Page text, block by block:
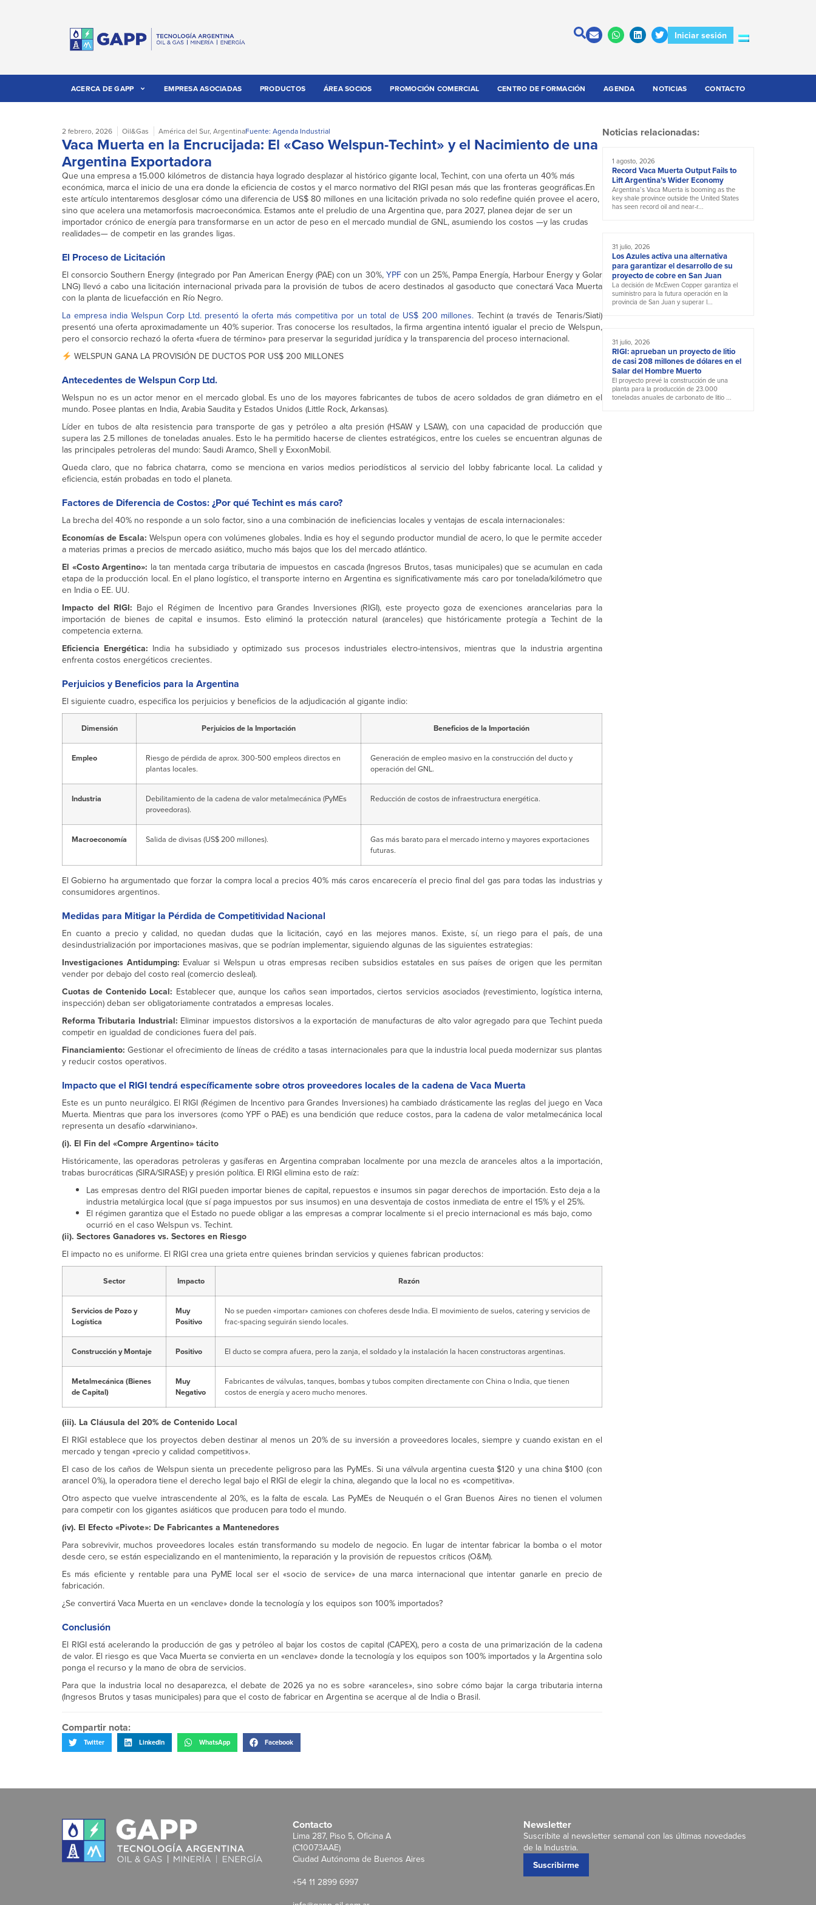
Iniciar sesión
ACERCA DE GAPP EMPRESA ASOCIADAS PRODUCTOS ÁREA SOCIOS PROMOCIÓN COMERCIAL CENTRO DE FORMACIÓN AGENDA NOTICIAS CONTACTO
2 febrero, 2026 Oil&Gas América del Sur, ArgentinaFuente: Agenda Industrial
Vaca Muerta en la Encrucijada: El «Caso Welspun-Techint» y el Nacimiento de una
Argentina Exportadora
Que una empresa a 15.000 kilómetros de distancia haya logrado desplazar al histórico gigante local, Techint, con una oferta un 40% más
económica, marca el inicio de una era donde la eficiencia de costos y el marco normativo del RIGI pesan más que las fronteras geográficas.En
este artículo intentaremos desglosar cómo una diferencia de US$ 80 millones en una licitación privada no solo redefine quién provee el acero,
sino que acelera una metamorfosis macroeconómica. Estamos ante el preludio de una Argentina que, para 2027, planea dejar de ser un
importador crónico de energía para transformarse en un actor de peso en el mercado mundial de GNL, asumiendo los costos —y las crudas
realidades— de competir en las grandes ligas.
El Proceso de Licitación
El consorcio Southern Energy (integrado por Pan American Energy (PAE) con un 30%,YPFcon un 25%, Pampa Energía, Harbour Energy y Golar
LNG) llevó a cabo una licitación internacional privada para la provisión de tubos de acero destinados al gasoducto que conectará Vaca Muerta
con la planta de licuefacción en Río Negro.
La empresa india Welspun Corp Ltd. presentó la oferta más competitiva por un total de US$ 200 millones. Techint (a través de Tenaris/Siati)
presentó una oferta aproximadamente un 40% superior. Tras conocerse los resultados, la firma argentina intentó igualar el precio de Welspun,
pero el consorcio rechazó la oferta «fuera de término» para preservar la seguridad jurídica y la transparencia del proceso internacional.
WELSPUN GANA LA PROVISIÓN DE DUCTOS POR US$ 200 MILLONES
Antecedentes de Welspun Corp Ltd.
Welspun no es un actor menor en el mercado global. Es uno de los mayores fabricantes de tubos de acero soldados de gran diámetro en el
mundo. Posee plantas en India, Arabia Saudita y Estados Unidos (Little Rock, Arkansas).
Líder en tubos de alta resistencia para transporte de gas y petróleo a alta presión (HSAW y LSAW), con una capacidad de producción que
supera las 2.5 millones de toneladas anuales. Esto le ha permitido hacerse de clientes estratégicos, entre los cueles se encuentran algunas de
las principales petroleras del mundo: Saudi Aramco, Shell y ExxonMobil.
Queda claro, que no fabrica chatarra, como se menciona en varios medios periodísticos al servicio del lobby fabricante local. La calidad y
eficiencia, están probadas en todo el planeta.
Factores de Diferencia de Costos: ¿Por qué Techint es más caro?
La brecha del 40% no responde a un solo factor, sino a una combinación de ineficiencias locales y ventajas de escala internacionales:
Economías de Escala: Welspun opera con volúmenes globales. India es hoy el segundo productor mundial de acero, lo que le permite acceder
a materias primas a precios de mercado asiático, mucho más bajos que los del mercado atlántico.
El «Costo Argentino»: la tan mentada carga tributaria de impuestos en cascada (Ingresos Brutos, tasas municipales) que se acumulan en cada
etapa de la producción local. En el plano logístico, el transporte interno en Argentina es significativamente más caro por tonelada/kilómetro que
en India o EE. UU.
Impacto del RIGI: Bajo el Régimen de Incentivo para Grandes Inversiones (RIGI), este proyecto goza de exenciones arancelarias para la
importación de bienes de capital e insumos. Esto eliminó la protección natural (aranceles) que históricamente protegía a Techint de la
competencia externa.
Eficiencia Energética: India ha subsidiado y optimizado sus procesos industriales electro-intensivos, mientras que la industria argentina
enfrenta costos energéticos crecientes.
Perjuicios y Beneficios para la Argentina
El siguiente cuadro, especifica los perjuicios y beneficios de la adjudicación al gigante indio:
Dimensión Perjuicios de la Importación Beneficios de la Importación
Empleo
Riesgo de pérdida de aprox. 300-500 empleos directos en
plantas locales.
Generación de empleo masivo en la construcción del ducto y
operación del GNL.
Industria
Debilitamiento de la cadena de valor metalmecánica (PyMEs
proveedoras).
Reducción de costos de infraestructura energética.
Macroeconomía Salida de divisas (US$ 200 millones).
Gas más barato para el mercado interno y mayores exportaciones
futuras.
El Gobierno ha argumentado que forzar la compra local a precios 40% más caros encarecería el precio final del gas para todas las industrias y
consumidores argentinos.
Medidas para Mitigar la Pérdida de Competitividad Nacional
En cuanto a precio y calidad, no quedan dudas que la licitación, cayó en las mejores manos. Existe, sí, un riego para el país, de una
desindustrialización por importaciones masivas, que se podrían implementar, siguiendo algunas de las siguientes estrategias:
Investigaciones Antidumping: Evaluar si Welspun u otras empresas reciben subsidios estatales en sus países de origen que les permitan
vender por debajo del costo real (comercio desleal).
Cuotas de Contenido Local: Establecer que, aunque los caños sean importados, ciertos servicios asociados (revestimiento, logística interna,
inspección) deban ser obligatoriamente contratados a empresas locales.
Reforma Tributaria Industrial: Eliminar impuestos distorsivos a la exportación de manufacturas de alto valor agregado para que Techint pueda
competir en igualdad de condiciones fuera del país.
Financiamiento: Gestionar el ofrecimiento de líneas de crédito a tasas internacionales para que la industria local pueda modernizar sus plantas
y reducir costos operativos.
Impacto que el RIGI tendrá específicamente sobre otros proveedores locales de la cadena de Vaca Muerta
Este es un punto neurálgico. El RIGI (Régimen de Incentivo para Grandes Inversiones) ha cambiado drásticamente las reglas del juego en Vaca
Muerta. Mientras que para los inversores (como YPF o PAE) es una bendición que reduce costos, para la cadena de valor metalmecánica local
representa un desafío «darwiniano».
(i). El Fin del «Compre Argentino» tácito
Históricamente, las operadoras petroleras y gasíferas en Argentina compraban localmente por una mezcla de aranceles altos a la importación,
trabas burocráticas (SIRA/SIRASE) y presión política. El RIGI elimina esto de raíz:
Las empresas dentro del RIGI pueden importar bienes de capital, repuestos e insumos sin pagar derechos de importación. Esto deja a la
industria metalúrgica local (que sí paga impuestos por sus insumos) en una desventaja de costos inmediata de entre el 15% y el 25%.
El régimen garantiza que el Estado no puede obligar a las empresas a comprar localmente si el precio internacional es más bajo, como
ocurrió en el caso Welspun vs. Techint.
(ii). Sectores Ganadores vs. Sectores en Riesgo
El impacto no es uniforme. El RIGI crea una grieta entre quienes brindan servicios y quienes fabrican productos:
Sector Impacto Razón
Servicios de Pozo y
Logística
Muy
Positivo
No se pueden «importar» camiones con choferes desde India. El movimiento de suelos, catering y servicios de
frac-spacing seguirán siendo locales.
Construcción y Montaje Positivo El ducto se compra afuera, pero la zanja, el soldado y la instalación la hacen constructoras argentinas.
Metalmecánica (Bienes
de Capital)
Muy
Negativo
Fabricantes de válvulas, tanques, bombas y tubos compiten directamente con China o India, que tienen
costos de energía y acero mucho menores.
(iii). La Cláusula del 20% de Contenido Local
El RIGI establece que los proyectos deben destinar al menos un 20% de su inversión a proveedores locales, siempre y cuando existan en el
mercado y tengan «precio y calidad competitivos».
El caso de los caños de Welspun sienta un precedente peligroso para las PyMEs. Si una válvula argentina cuesta $120 y una china $100 (con
arancel 0%), la operadora tiene el derecho legal bajo el RIGI de elegir la china, alegando que la local no es «competitiva».
Otro aspecto que vuelve intrascendente al 20%, es la falta de escala. Las PyMEs de Neuquén o el Gran Buenos Aires no tienen el volumen
para competir con los gigantes asiáticos que producen para todo el mundo.
(iv). El Efecto «Pivote»: De Fabricantes a Mantenedores
Para sobrevivir, muchos proveedores locales están transformando su modelo de negocio. En lugar de intentar fabricar la bomba o el motor
desde cero, se están especializando en el mantenimiento, la reparación y la provisión de repuestos críticos (O&M).
Es más eficiente y rentable para una PyME local ser el «socio de service» de una marca internacional que intentar ganarle en precio de
fabricación.
¿Se convertirá Vaca Muerta en un «enclave» donde la tecnología y los equipos son 100% importados?
Conclusión
El RIGI está acelerando la producción de gas y petróleo al bajar los costos de capital (CAPEX), pero a costa de una primarización de la cadena
de valor. El riesgo es que Vaca Muerta se convierta en un «enclave» donde la tecnología y los equipos son 100% importados y la Argentina solo
ponga el recurso y la mano de obra de servicios.
Para que la industria local no desaparezca, el debate de 2026 ya no es sobre «aranceles», sino sobre cómo bajar la carga tributaria interna
(Ingresos Brutos y tasas municipales) para que el costo de fabricar en Argentina se acerque al de India o Brasil.
Compartir nota:
Twitter LinkedIn WhatsApp Facebook
Noticias relacionadas:
1 agosto, 2026
Record Vaca Muerta Output Fails to
Lift Argentina’s Wider Economy
Argentina’s Vaca Muerta is booming as the
key shale province outside the United States
has seen record oil and near-r...
31 julio, 2026
Los Azules activa una alternativa
para garantizar el desarrollo de su
proyecto de cobre en San Juan
La decisión de McEwen Copper garantiza el
suministro para la futura operación en la
provincia de San Juan y superar l...
31 julio, 2026
RIGI: aprueban un proyecto de litio
de casi 208 millones de dólares en el
Salar del Hombre Muerto
El proyecto prevé la construcción de una
planta para la producción de 23.000
toneladas anuales de carbonato de litio ...
Contacto
Lima 287, Piso 5, Oficina A
(C10073AAE)
Ciudad Autónoma de Buenos Aires
+54 11 2899 6997
Newsletter
Suscribite al newsletter semanal con las últimas novedades
de la Industria.
Suscribirme